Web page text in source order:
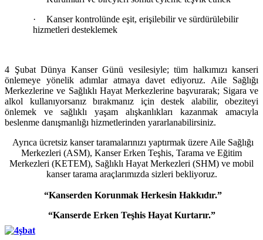
·
Kanser kontrolünde eşit, erişilebilir ve sürdürülebilir
hizmetleri desteklemek
4 Şubat Dünya Kanser Günü vesilesiyle; tüm halkımızı kanseri
önlemeye yönelik adımlar atmaya davet ediyoruz. Aile Sağlığı
Merkezlerine ve Sağlıklı Hayat Merkezlerine başvurarak; Sigara ve
alkol kullanıyorsanız bırakmanız için destek alabilir, obeziteyi
önlemek ve sağlıklı yaşam alışkanlıkları kazanmak amacıyla
beslenme danışmanlığı hizmetlerinden yararlanabilirsiniz.
Ayrıca ücretsiz kanser taramalarınızı yaptırmak üzere Aile Sağlığı
Merkezleri (ASM), Kanser Erken Teşhis, Tarama ve Eğitim
Merkezleri (KETEM), Sağlıklı Hayat Merkezleri (SHM) ve mobil
kanser tarama araçlarımızda sizleri bekliyoruz.
“Kanserden Korunmak Herkesin Hakkıdır.”
“Kanserde Erken Teşhis Hayat Kurtarır.”